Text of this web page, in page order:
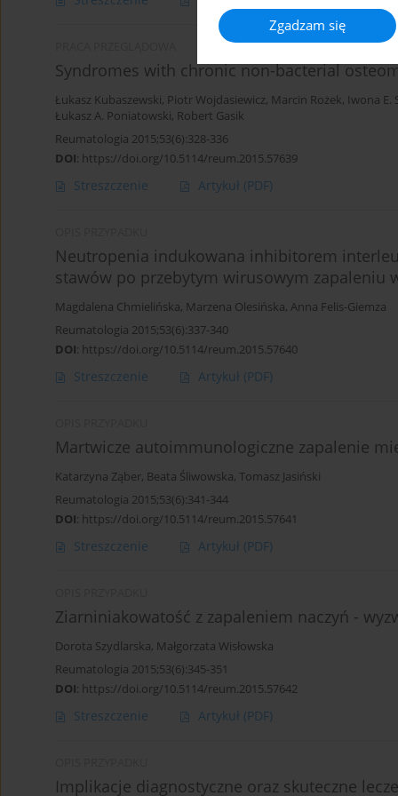
Zgadzam się
Syndromes with chronic non-bacterial
Łukasz Kubaszewski, Piotr Wojdasiewicz, Marcin Rożek, Iwona E.
Łukasz A. Poniatowski, Robert Gasik
Reumatologia 2015;53(6):328-336
DOI: https://doi.org/10.5114/reum.2015.57639
Streszczenie Artykuł (PDF)
Neutropenia indukowana inhibitorem
stawów po przebytym wirusowym zapaleniu
Magdalena Chmielińska, Marzena Olesińska, Anna Felis-Giemza
Reumatologia 2015;53(6):337-340
DOI: https://doi.org/10.5114/reum.2015.57640
Streszczenie Artykuł (PDF)
Martwicze autoimmunologiczne zapalenie
Katarzyna Ząber, Beata Śliwowska, Tomasz Jasiński
Reumatologia 2015;53(6):341-344
DOI: https://doi.org/10.5114/reum.2015.57641
Streszczenie Artykuł (PDF)
Ziarniniakowatość z zapaleniem naczyń -
Dorota Szydlarska, Małgorzata Wisłowska
Reumatologia 2015;53(6):345-351
DOI: https://doi.org/10.5114/reum.2015.57642
Streszczenie Artykuł (PDF)
Implikacje diagnostyczne oraz skuteczne